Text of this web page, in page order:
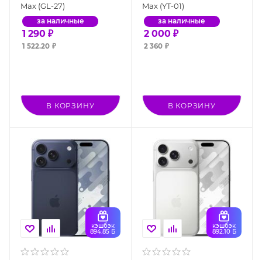
Max (GL-27)
за наличные
1 290 ₽
1 522.20 ₽
В КОРЗИНУ
Max (YT-01)
за наличные
2 000 ₽
2 360 ₽
В КОРЗИНУ
кэшбэк
894.85 Б
кэшбэк
892.10 Б